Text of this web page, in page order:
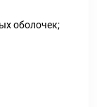
оболочек;